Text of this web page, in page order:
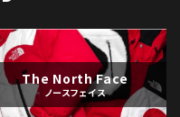
The North Face
ノースフェイス